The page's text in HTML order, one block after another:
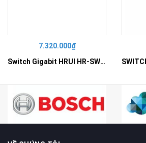
7.320.000₫
Switch Gigabit HRUI HR-SWG10240D